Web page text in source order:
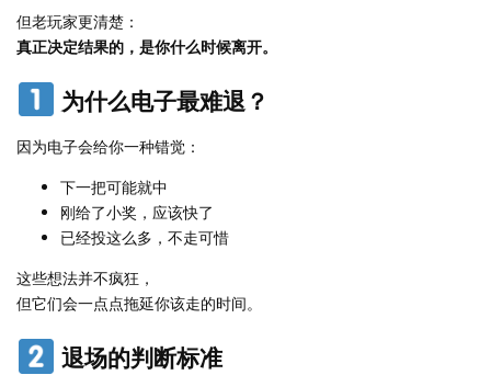
但老玩家更清楚：
真正决定结果的，是你什么时候离开。
为什么电子最难退？
因为电子会给你一种错觉：
下一把可能就中
刚给了小奖，应该快了
已经投这么多，不走可惜
这些想法并不疯狂，
但它们会一点点拖延你该走的时间。
退场的判断标准